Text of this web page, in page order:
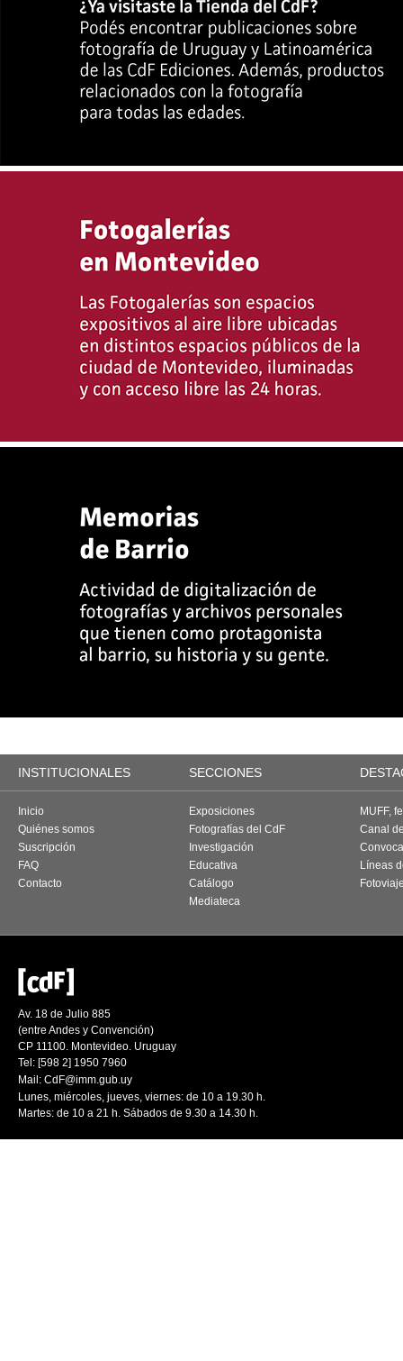
INSTITUCIONALES SECCIONES
Inicio
Quiénes somos
Suscripción
FAQ
Contacto
Exposiciones
Fotografías del CdF
Investigación
Educativa
Catálogo
Mediateca
MUFF,
Canal
Líneas
Av. 18 de Julio 885
(entre Andes y Convención)
CP 11100. Montevideo. Uruguay
Tel: [598 2] 1950 7960
Mail: CdF@imm.gub.uy
Lunes, miércoles, jueves, viernes: de 10 a 19.30 h.
Martes: de 10 a 21 h. Sábados de 9.30 a 14.30 h.